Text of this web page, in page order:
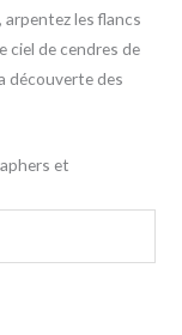
arpentez les flancs
ciel de cendres de
découverte des
et